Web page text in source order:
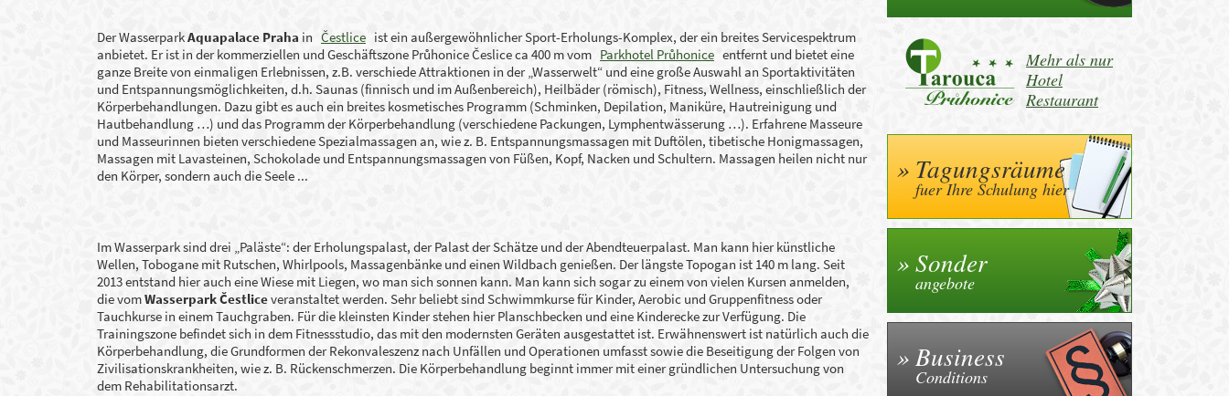
Der WasserparkAquapalace Praha in Čestlice ist ein außergewöhnlicher Sport-Erholungs-Komplex, der ein breites Servicespektrum
anbietet. Er ist in der kommerziellen und Geschäftszone Průhonice Česlice ca 400 m vom Parkhotel Průhonice entfernt und bietet eine
ganze Breite von einmaligen Erlebnissen, z.B. verschiede Attraktionen in der „Wasserwelt“ und eine große Auswahl an Sportaktivitäten
und Entspannungsmöglichkeiten, d.h. Saunas (finnisch und im Außenbereich), Heilbäder (römisch), Fitness, Wellness, einschließlich der
Körperbehandlungen. Dazu gibt es auch ein breites kosmetisches Programm (Schminken, Depilation, Maniküre, Hautreinigung und
Hautbehandlung …) und das Programm der Körperbehandlung (verschiedene Packungen, Lymphentwässerung …). Erfahrene Masseure
und Masseurinnen bieten verschiedene Spezialmassagen an, wie z. B. Entspannungsmassagen mit Duftölen, tibetische Honigmassagen,
Massagen mit Lavasteinen, Schokolade und Entspannungsmassagen von Füßen, Kopf, Nacken und Schultern. Massagen heilen nicht nur
den Körper, sondern auch die Seele ...
Im Wasserpark sind drei „Paläste“: der Erholungspalast, der Palast der Schätze und der Abendteuerpalast. Man kann hier künstliche
Wellen, Tobogane mit Rutschen, Whirlpools, Massagenbänke und einen Wildbach genießen. Der längste Topogan ist 140 m lang. Seit
2013 entstand hier auch eine Wiese mit Liegen, wo man sich sonnen kann. Man kann sich sogar zu einem von vielen Kursen anmelden,
die vomWasserpark Čestliceveranstaltet werden. Sehr beliebt sind Schwimmkurse für Kinder, Aerobic und Gruppenfitness oder
Tauchkurse in einem Tauchgraben. Für die kleinsten Kinder stehen hier Planschbecken und eine Kinderecke zur Verfügung. Die
Trainingszone befindet sich in dem Fitnessstudio, das mit den modernsten Geräten ausgestattet ist. Erwähnenswert ist natürlich auch die
Körperbehandlung, die Grundformen der Rekonvaleszenz nach Unfällen und Operationen umfasst sowie die Beseitigung der Folgen von
Zivilisationskrankheiten, wie z. B. Rückenschmerzen. Die Körperbehandlung beginnt immer mit einer gründlichen Untersuchung von
dem Rehabilitationsarzt.
Mehr als nur
Hotel
Restaurant
Tagungsräume
fuer Ihre Schulung hier
Sonder
angebote
Business
Conditions